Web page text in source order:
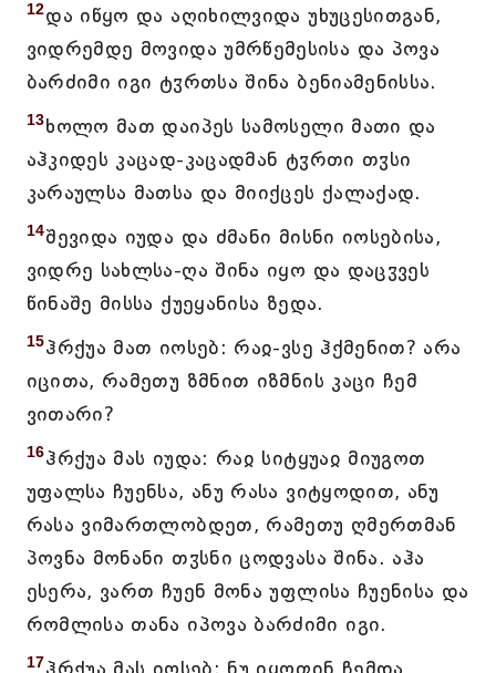
12და იწყო და აღიხილვიდა უხუცესითგან,
ვიდრემდე მოვიდა უმრწემესისა და პოვა
ბარძიმი იგი ტჳრთსა შინა ბენიამენისსა.
13ხოლო მათ დაიპეს სამოსელი მათი და
აჰკიდეს კაცად-კაცადმან ტჳრთი თჳსი
კარაულსა მათსა და მიიქცეს ქალაქად.
14შევიდა იუდა და ძმანი მისნი იოსებისა,
ვიდრე სახლსა-ღა შინა იყო და დაცჳვეს
წინაშე მისსა ქუეყანისა ზედა.
15ჰრქუა მათ იოსებ: რაჲ-ვსე ჰქმენით? არა
იცითა, რამეთუ ზმნით იზმნის კაცი ჩემ
ვითარი?
16ჰრქუა მას იუდა: რაჲ სიტყუაჲ მიუგოთ
უფალსა ჩუენსა, ანუ რასა ვიტყოდით, ანუ
რასა ვიმართლობდეთ, რამეთუ ღმერთმან
პოვნა მონანი თჳსნი ცოდვასა შინა. აჰა
ესერა, ვართ ჩუენ მონა უფლისა ჩუენისა და
რომლისა თანა იპოვა ბარძიმი იგი.
17